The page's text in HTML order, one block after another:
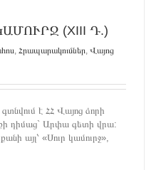
(XIII Դ.)
, Հրապարակումներ, Վայոց
է ՀՀ Վայոց ձորի
դիմաց` Արփա գետի վրա:
այլ՝ «Սուր կամուրջ»,